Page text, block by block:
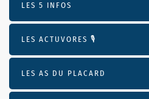
LES 5 INFOS
LES ACTUVORES 🎙
LES AS DU PLACARD